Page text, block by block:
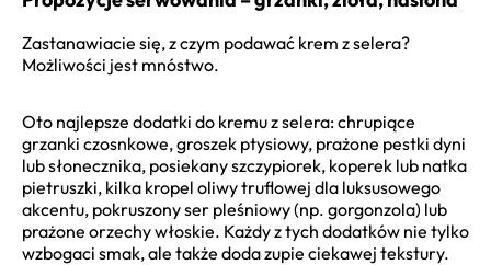
Zastanawiacie się, z czym podawać krem z selera?
Możliwości jest mnóstwo.
Oto najlepsze dodatki do kremu z selera: chrupiące
grzanki czosnkowe, groszek ptysiowy, prażone pestki dyni
lub słonecznika, posiekany szczypiorek, koperek lub natka
pietruszki, kilka kropel oliwy truflowej dla luksusowego
akcentu, pokruszony ser pleśniowy (np. gorgonzola) lub
prażone orzechy włoskie. Każdy z tych dodatków nie tylko
wzbogaci smak, ale także doda zupie ciekawej tekstury.